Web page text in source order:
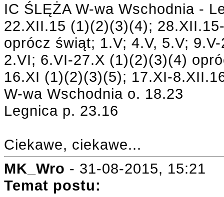
IC ŚLĘŻA W-wa Wschodnia -
22.XII.15 (1)(2)(3)(4);
oprócz świąt; 1.V; 4.V, 5.V;
2.VI; 6.VI-27.X (1)(2)(3)(4)
16.XI (1)(2)(3)(5); 17.XI-
W-wa Wschodnia o. 18.23
Legnica p. 23.16
Ciekawe, ciekawe...
MK_Wro - 31-08-2015, 15:21
Temat postu: